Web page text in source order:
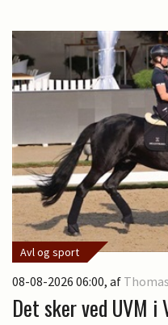
Avl og sport
08-08-2026 06:00, af
Det sker ved UVM i